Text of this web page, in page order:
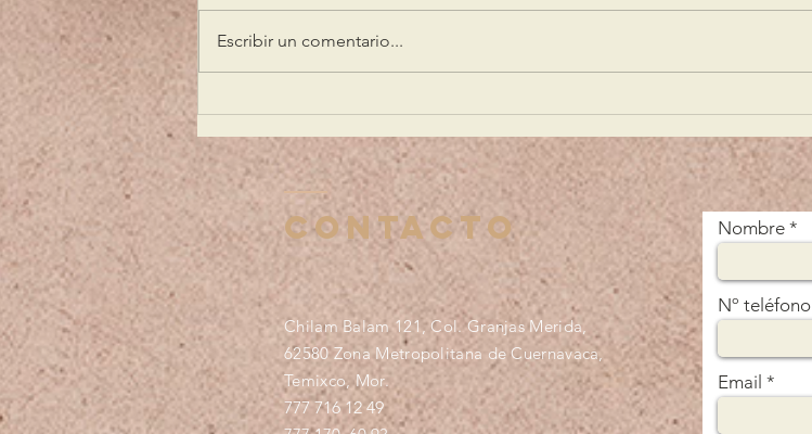
La Plenitud se
Vive en Eden
Grand
Residence
¡Hagamos
Equipo! ⚕️🩺👩🏻‍⚕️
Escribir un comentario...
ContactO
Chilam Balam 121, Col. Granjas Merida,
62580 Zona Metropolitana de Cuernavaca,
Temixco, Mor.
777 716 12 49
Nombre
Nº teléfono
Email